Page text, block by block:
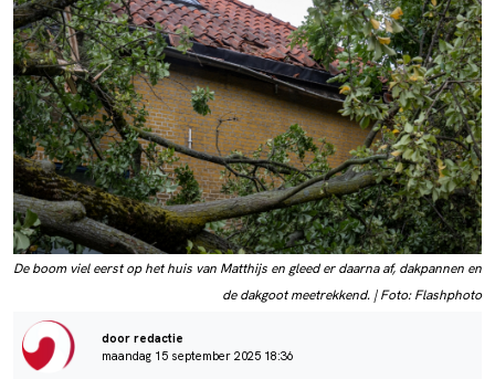
De boom viel eerst op het huis van Matthijs en gleed er daarna af, dakpannen en
de dakgoot meetrekkend. | Foto: Flashphoto
door redactie
maandag 15 september 2025 18:36